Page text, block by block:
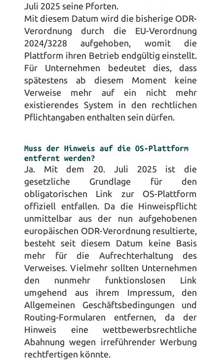
Juli 2025 seine Pforten.
Mit diesem Datum wird die bisherige ODR-
Verordnung durch die EU-Verordnung
2024/3228 aufgehoben, womit die
Plattform ihren Betrieb endgültig einstellt.
Für Unternehmen bedeutet dies, dass
spätestens ab diesem Moment keine
Verweise mehr auf ein nicht mehr
existierendes System in den rechtlichen
Pflichtangaben enthalten sein dürfen.
Muss der Hinweis auf die OS-Plattform
entfernt werden?
Ja. Mit dem 20. Juli 2025 ist die
gesetzliche Grundlage für den
obligatorischen Link zur OS-Plattform
offiziell entfallen. Da die Hinweispflicht
unmittelbar aus der nun aufgehobenen
europäischen ODR-Verordnung resultierte,
besteht seit diesem Datum keine Basis
mehr für die Aufrechterhaltung des
Verweises. Vielmehr sollten Unternehmen
den nunmehr funktionslosen Link
umgehend aus ihrem Impressum, den
Allgemeinen Geschäftsbedingungen und
Routing-Formularen entfernen, da der
Hinweis eine wettbewerbsrechtliche
Abahnung wegen irreführender Werbung
rechtfertigen könnte.